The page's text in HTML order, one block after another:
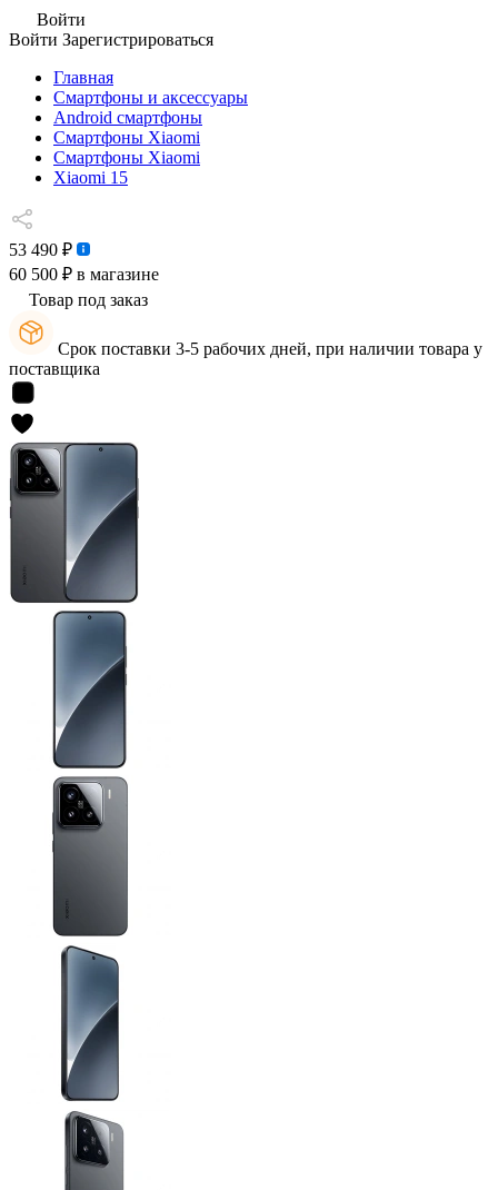
Войти
Войти Зарегистрироваться
Главная
Смартфоны и аксессуары
Android cмартфоны
Смартфоны Xiaomi
Смартфоны Xiaomi
Xiaomi 15
53 490 ₽
60 500 ₽ в магазине
Товар под заказ
Срок поставки 3-5 рабочих дней, при наличии товара у
поставщика